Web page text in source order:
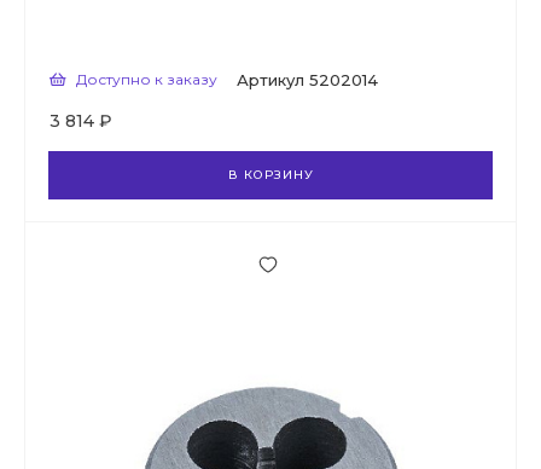
Доступно к заказу Артикул 5202014
3 814 ₽
В КОРЗИНУ